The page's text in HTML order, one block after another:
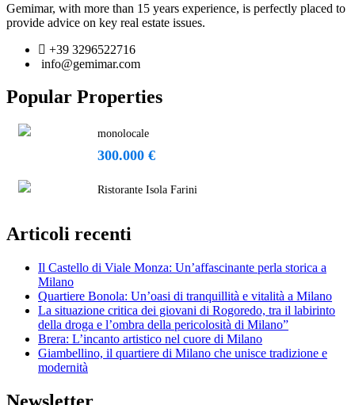
Gemimar, with more than 15 years experience, is perfectly placed to
provide advice on key real estate issues.
+39 3296522716
info@gemimar.com
Popular Properties
monolocale
300.000 €
Ristorante Isola Farini
Articoli recenti
Il Castello di Viale Monza: Un’affascinante perla storica a
Milano
Quartiere Bonola: Un’oasi di tranquillità e vitalità a Milano
La situazione critica dei giovani di Rogoredo, tra il labirinto
della droga e l’ombra della pericolosità di Milano”
Brera: L’incanto artistico nel cuore di Milano
Giambellino, il quartiere di Milano che unisce tradizione e
modernità